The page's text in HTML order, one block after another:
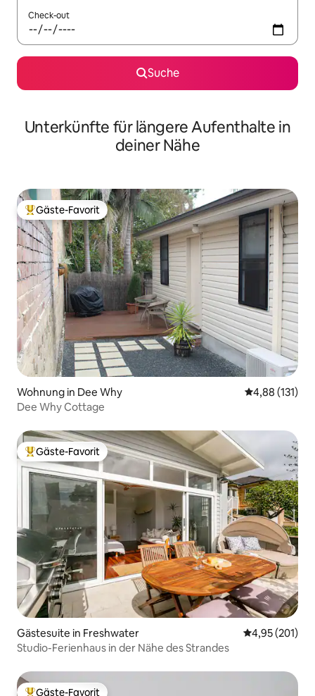
Check-out
Suche
Unterkünfte für längere Aufenthalte in
deiner Nähe
Beliebter Gäste-Favorit.
Gäste-Favorit
Wohnung in Dee Why
4,88 (131)
Dee Why Cottage
Beliebter Gäste-Favorit.
Gäste-Favorit
Gästesuite in Freshwater
4,95 (201)
Studio-Ferienhaus in der Nähe des Strandes
Gäste-Favorit